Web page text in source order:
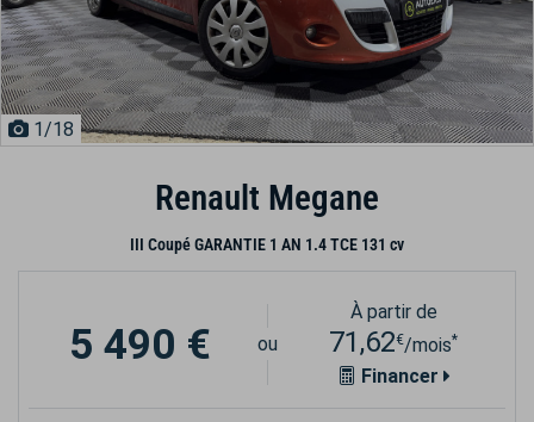
1/18
Renault Megane
III Coupé GARANTIE 1 AN 1.4 TCE 131 cv
5 490 € ou
À partir de
71,62€/mois*
Financer